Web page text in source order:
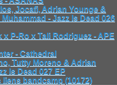
Jocafi, Adrian Younge &
- Jazz Is Dead 026
x P-Ro x Tali Rodriguez - APE
- Cathedral
Tutty Moreno & Adrian
Is Dead 027 EP
liens bandcamp (10172)